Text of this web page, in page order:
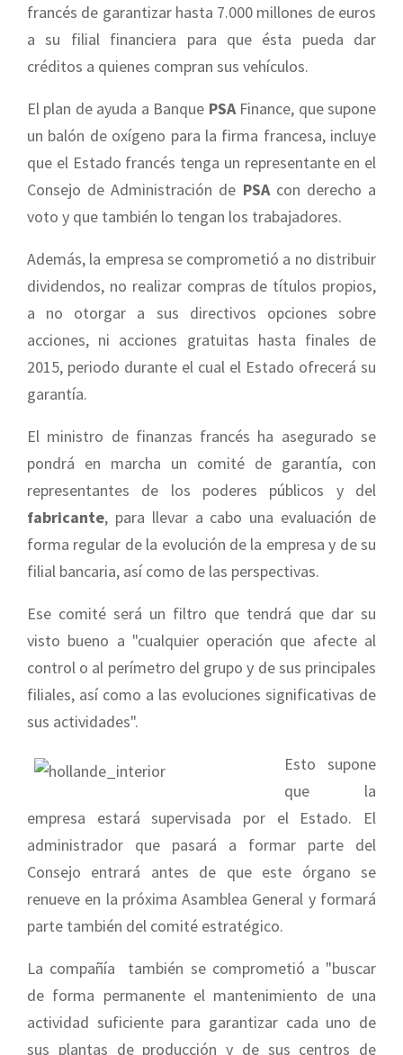
francés de garantizar hasta 7.000 millones de euros
a su filial financiera para que ésta pueda dar
créditos a quienes compran sus vehículos.
El plan de ayuda a Banque PSAFinance, que supone
un balón de oxígeno para la firma francesa, incluye
que el Estado francés tenga un representante en el
Consejo de Administración de PSAcon derecho a
voto y que también lo tengan los trabajadores.
Además, la empresa se comprometió a no distribuir
dividendos, no realizar compras de títulos propios,
a no otorgar a sus directivos opciones sobre
acciones, ni acciones gratuitas hasta finales de
2015, periodo durante el cual el Estado ofrecerá su
garantía.
El ministro de finanzas francés ha asegurado se
pondrá en marcha un comité de garantía, con
representantes de los poderes públicos y del
fabricante, para llevar a cabo una evaluación de
forma regular de la evolución de la empresa y de su
filial bancaria, así como de las perspectivas.
Ese comité será un filtro que tendrá que dar su
visto bueno a "cualquier operación que afecte al
control o al perímetro del grupo y de sus principales
filiales, así como a las evoluciones significativas de
sus actividades".
Esto supone
que la
empresa estará supervisada por el Estado. El
administrador que pasará a formar parte del
Consejo entrará antes de que este órgano se
renueve en la próxima Asamblea General y formará
parte también del comité estratégico.
La compañía también se comprometió a "buscar
de forma permanente el mantenimiento de una
actividad suficiente para garantizar cada uno de
sus plantas de producción y de sus centros de